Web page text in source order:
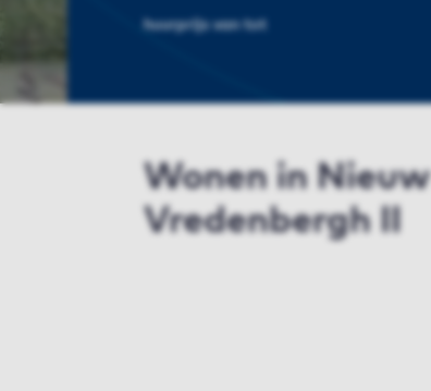
huurprijs van tot
Wonen in Nieuw
Vredenbergh II